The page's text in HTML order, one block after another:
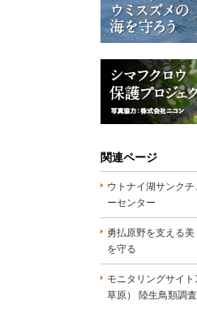
関連ページ
ウトナイ湖サンク
ーセンター
勇払原野を支える
を守る
モニタリングサイト
草原） 陸生鳥類調査